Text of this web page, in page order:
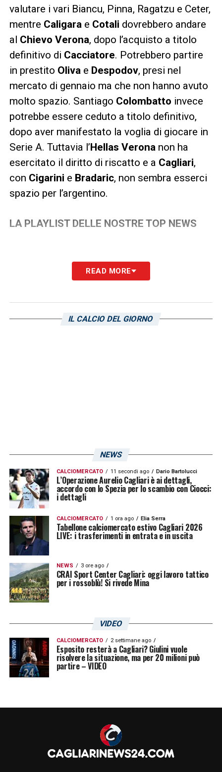
valutare i vari Biancu, Pinna, Ragatzu e Ceter,
mentre Caligara e Cotali dovrebbero andare
al Chievo Verona, dopo l’acquisto a titolo
definitivo di Cacciatore. Potrebbero partire
in prestito Oliva e Despodov, presi nel
mercato di gennaio ma che non hanno avuto
molto spazio. Santiago Colombatto invece
potrebbe essere ceduto a titolo definitivo,
dopo aver manifestato la voglia di giocare in
Serie A. Tuttavia l’Hellas Verona non ha
esercitato il diritto di riscatto e a Cagliari,
con Cigarini e Bradaric, non sembra esserci
spazio per l’argentino.
LA PLAYLIST DELLE NOSTRE TOP NEWS
READ MORE
IL CALCIO DEL GIORNO
NEWS
CALCIOMERCATO 11 secondi ago Dario Bartolucci
L’Operazione Aurelio Cagliari è ai dettagli,
accordo con lo Spezia per lo scambio con Ciocci:
i dettagli
CALCIOMERCATO 1 ora ago Elia Serra
Tabellone calciomercato estivo Cagliari 2026
LIVE: i trasferimenti in entrata e in uscita
NEWS 3 ore ago
CRAI Sport Center Cagliari: oggi lavoro tattico
per i rossoblù! Si rivede Mina
VIDEO
CALCIOMERCATO 2 settimane ago
Esposito resterà a Cagliari? Giulini vuole
risolvere la situazione, ma per 20 milioni può
partire – VIDEO